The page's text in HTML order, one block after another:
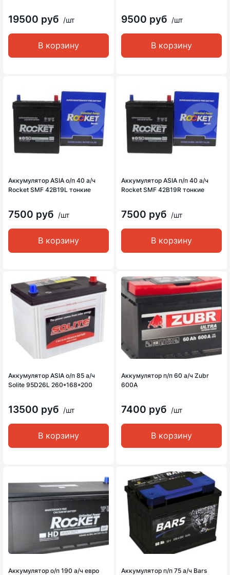
19500 руб /шт
В корзину
9500 руб /шт
В корзину
Аккумулятор ASIA о/п 40 а/ч
Rocket SMF 42B19L тонкие
7500 руб /шт
В корзину
Аккумулятор ASIA п/п 40 а/ч
Rocket SMF 42B19R тонкие
7500 руб /шт
В корзину
Аккумулятор ASIA о/п 85 а/ч
Solite 95D26L 260*168*200
13500 руб /шт
В корзину
Аккумулятор п/п 60 а/ч Zubr
600A
7400 руб /шт
В корзину
Аккумулятор о/п 190 а/ч евро Аккумулятор п/п 75 а/ч Bars